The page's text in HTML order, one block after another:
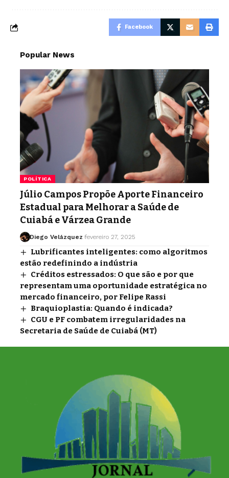
Facebook
Popular News
POLÍTICA
Júlio Campos Propõe Aporte Financeiro
Estadual para Melhorar a Saúde de
Cuiabá e Várzea Grande
Diego Velázquez fevereiro 27, 2025
Lubrificantes inteligentes: como algoritmos
estão redefinindo a indústria
Créditos estressados: O que são e por que
representam uma oportunidade estratégica no
mercado financeiro, por Felipe Rassi
Braquioplastia: Quando é indicada?
CGU e PF combatem irregularidades na
Secretaria de Saúde de Cuiabá (MT)